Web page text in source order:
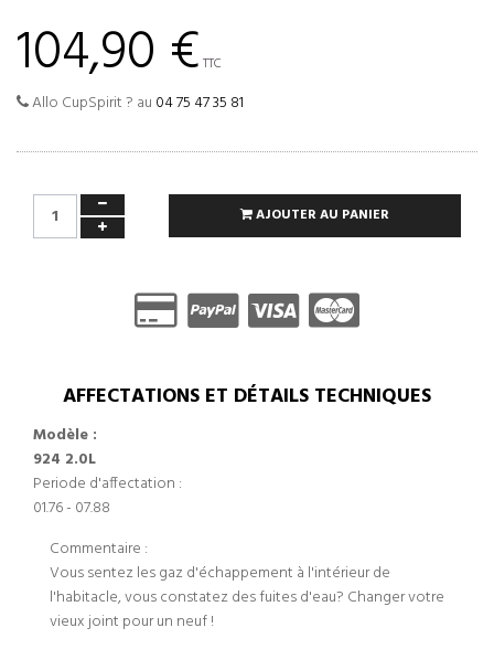
104,90 € TTC
Allo CupSpirit ? au 04 75 47 35 81
AJOUTER AU PANIER
AFFECTATIONS ET DÉTAILS TECHNIQUES
Modèle :
924 2.0L
Periode d'affectation :
01.76 - 07.88
Commentaire :
Vous sentez les gaz d'échappement à l'intérieur de
l'habitacle, vous constatez des fuites d'eau? Changer votre
vieux joint pour un neuf !